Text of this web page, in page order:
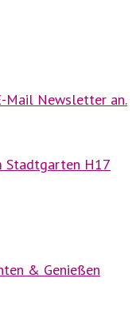
Mail Newsletter an.
Stadtgarten H17
& Genießen